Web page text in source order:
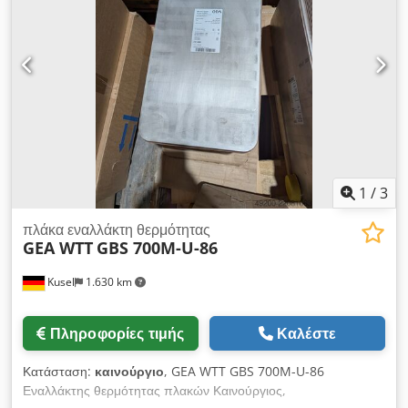
αχρησιμοποίητος): Τύπος: Copeland Scroll ZP137KCE-TFD-
455 Ψυκτικό μέσο: R410A Τάση: 380–420 V Για ενδιαφέρον ή
ερωτήσεις, είμαστε στη διάθεσή σας.
1 /3
Kusel 1.630 km
πλάκα εναλλάκτη θερμότητας
GEA WTT GBS 700M-U-86
Πληροφορίες τιμής Καλέστε
Κατάσταση: καινούργιο, GEA WTT GBS 700M-U-86
Εναλλάκτης θερμότητας πλακών Καινούργιος,